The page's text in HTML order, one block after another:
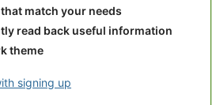
match your needs
read back useful information
theme
signing up